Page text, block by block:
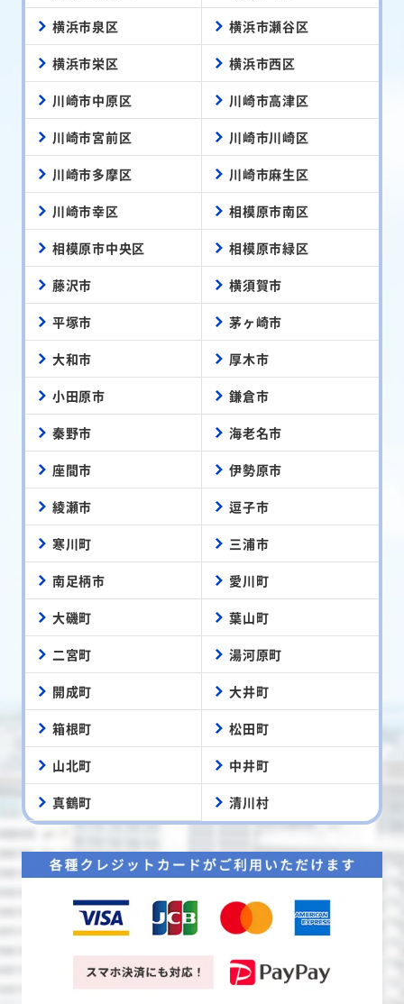
横浜市泉区 横浜市瀬谷区
横浜市栄区 横浜市西区
川崎市中原区 川崎市高津区
川崎市宮前区 川崎市川崎区
川崎市多摩区 川崎市麻生区
川崎市幸区 相模原市南区
相模原市中央区 相模原市緑区
藤沢市 横須賀市
平塚市 茅ヶ崎市
大和市 厚木市
小田原市 鎌倉市
秦野市 海老名市
座間市 伊勢原市
綾瀬市 逗子市
寒川町 三浦市
南足柄市 愛川町
大磯町 葉山町
二宮町 湯河原町
開成町 大井町
箱根町 松田町
山北町 中井町
真鶴町 清川村